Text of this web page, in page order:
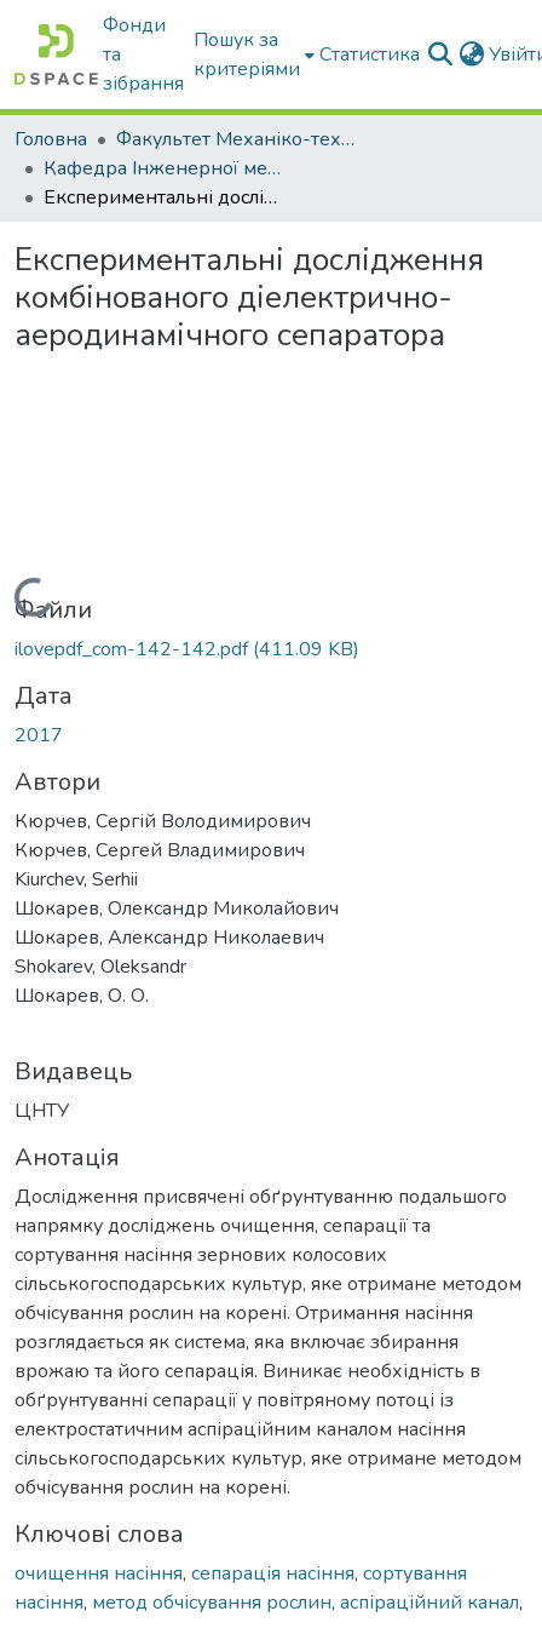
Фонди
та
зібрання
Пошук за
критеріями
Статистика
Головна
Факультет Механіко-технологічний
Кафедра Інженерної механіки та комп'ютерного проектування
Експериментальні дослідження комбінованого діелектрично-аеродинамічного сепаратора
Експериментальні дослідження
комбінованого діелектрично-
аеродинамічного сепаратора
Вантажиться...
Файли
ilovepdf_com-142-142.pdf(411.09 KB)
Дата
2017
Автори
Кюрчев, Сергій Володимирович
Кюрчев, Сергей Владимирович
Kiurchev, Serhii
Шокарев, Олександр Миколайович
Шокарев, Александр Николаевич
Shokarev, Oleksandr
Шокарев, О. О.
Видавець
ЦНТУ
Анотація
Дослідження присвячені обґрунтуванню подальшого
напрямку досліджень очищення, сепарації та
сортування насіння зернових колосових
сільськогосподарських культур, яке отримане методом
обчісування рослин на корені. Отримання насіння
розглядається як система, яка включає збирання
врожаю та його сепарація. Виникає необхідність в
обґрунтуванні сепарації у повітряному потоці із
електростатичним аспіраційним каналом насіння
сільськогосподарських культур, яке отримане методом
обчісування рослин на корені.
Ключові слова
очищення насіння, сепарація насіння, сортування
насіння, метод обчісування рослин, аспіраційний канал,